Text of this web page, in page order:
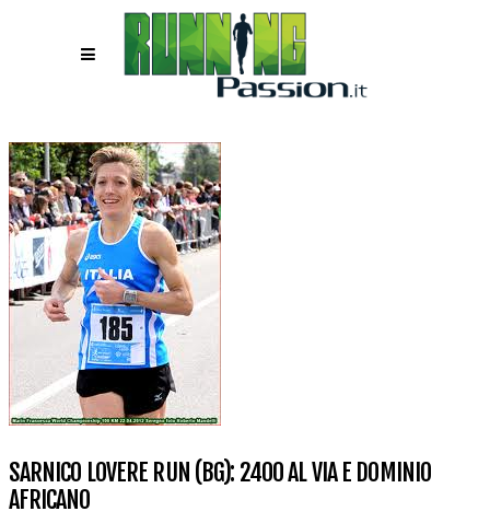
SARNICO LOVERE RUN (BG): 2400 AL VIA E DOMINIO
AFRICANO